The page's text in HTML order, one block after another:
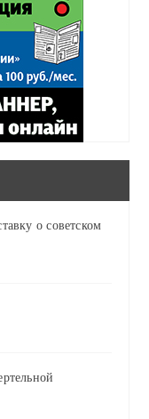
о советском